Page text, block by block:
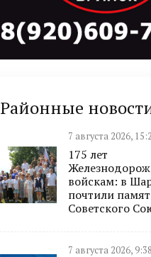
Районные
7 августа 2026,
175 лет
войскам: в
почтили
Советского
7 августа 2026, 9:38